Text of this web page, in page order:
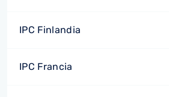
IPC Finlandia
IPC Francia